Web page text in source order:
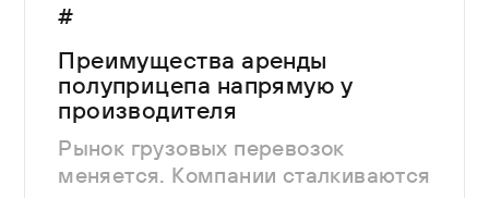
#
Преимущества аренды
полуприцепа напрямую у
производителя
Рынок грузовых перевозок
меняется. Компании сталкиваются